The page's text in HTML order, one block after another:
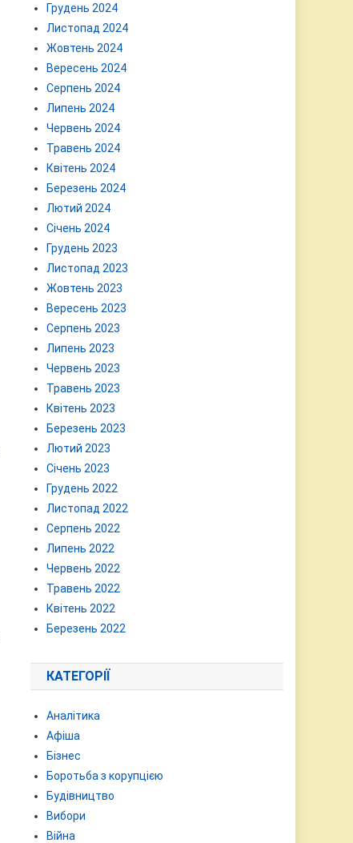
Грудень 2024
Листопад 2024
Жовтень 2024
Вересень 2024
Серпень 2024
Липень 2024
Червень 2024
Травень 2024
Квітень 2024
Березень 2024
Лютий 2024
Січень 2024
Грудень 2023
Листопад 2023
Жовтень 2023
Вересень 2023
Серпень 2023
Липень 2023
Червень 2023
Травень 2023
Квітень 2023
Березень 2023
Лютий 2023
Січень 2023
Грудень 2022
Листопад 2022
Серпень 2022
Липень 2022
Червень 2022
Травень 2022
Квітень 2022
Березень 2022
КАТЕГОРІЇ
Аналітика
Афіша
Бізнес
Боротьба з корупцією
Будівництво
Вибори
Війна